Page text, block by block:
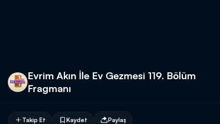
Evrim Akın İle Ev Gezmesi 119. Bölüm
Fragmanı
Takip Et Kaydet Paylaş